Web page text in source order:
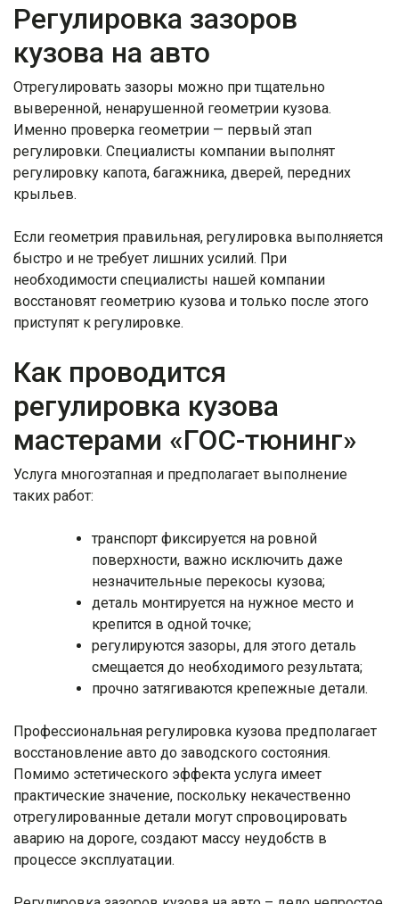
Регулировка зазоров
кузова на авто
Отрегулировать зазоры можно при тщательно
выверенной, ненарушенной геометрии кузова.
Именно проверка геометрии — первый этап
регулировки. Специалисты компании выполнят
регулировку капота, багажника, дверей, передних
крыльев.
Если геометрия правильная, регулировка выполняется
быстро и не требует лишних усилий. При
необходимости специалисты нашей компании
восстановят геометрию кузова и только после этого
приступят к регулировке.
Как проводится
регулировка кузова
мастерами «ГОС-тюнинг»
Услуга многоэтапная и предполагает выполнение
таких работ:
транспорт фиксируется на ровной
поверхности, важно исключить даже
незначительные перекосы кузова;
деталь монтируется на нужное место и
крепится в одной точке;
регулируются зазоры, для этого деталь
смещается до необходимого результата;
прочно затягиваются крепежные детали.
Профессиональная регулировка кузова предполагает
восстановление авто до заводского состояния.
Помимо эстетического эффекта услуга имеет
практические значение, поскольку некачественно
отрегулированные детали могут спровоцировать
аварию на дороге, создают массу неудобств в
процессе эксплуатации.